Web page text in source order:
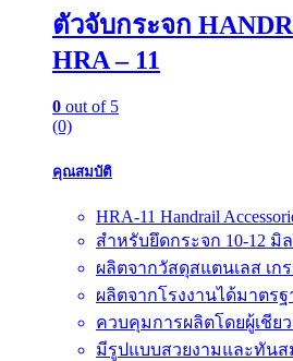
ตัวจับกระจก
HRA – 11
0 out of 5
(0)
คุณสมบัติ
HRA-11 Handrail
สำหรับยึดกระจก 10-12
ผลิตจากวัสดุสแตนเลส เกร
ผลิตจากโรงงานได้มาตรฐ
ควบคุมการผลิตโดยผู้เชีย
มีรูปแบบสวยงามและทันส